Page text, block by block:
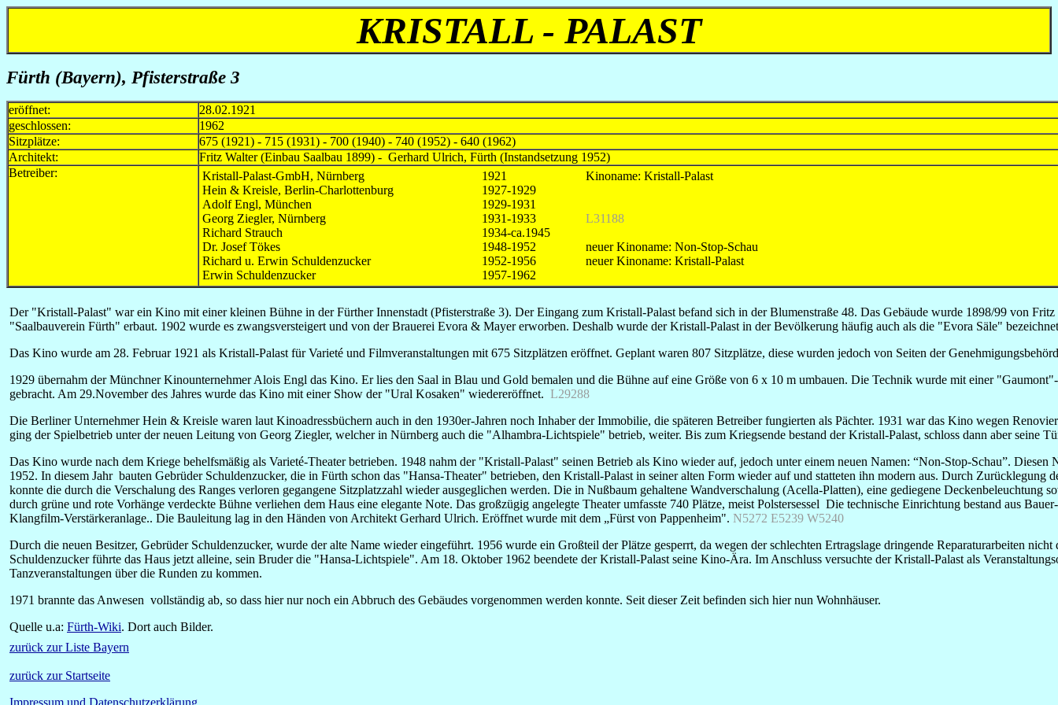
KRISTALL - PALAST
Fürth (Bayern), Pfisterstraße 3
eröffnet:
28.02.1921
geschlossen:
1962
Sitzplätze:
675 (1921) - 715 (1931) - 700 (1940) - 740 (1952) - 640 (1962)
Architekt:
Fritz Walter (Einbau Saalbau 1899) - Gerhard Ulrich, Fürth (Instandsetzung 1952)
Betreiber:
Kristall-Palast-GmbH, Nürnberg
Hein & Kreisle, Berlin-Charlottenburg
Adolf Engl, München
Georg Ziegler, Nürnberg
Richard Strauch
Dr. Josef Tökes
Richard u. Erwin Schuldenzucker
Erwin Schuldenzucker
1921
1927-1929
1929-1931
1931-1933
1934-ca.1945
1948-1952
1952-1956
1957-1962
Kinoname: Kristall-Palast
L31188
neuer Kinoname: Non-Stop-Schau
neuer Kinoname: Kristall-Palast
Der "Kristall-Palast" war ein Kino mit einer kleinen Bühne in der Fürther Innenstadt (Pfisterstraße 3). Der Eingang zum Kristall-Palast befand sich in der Blumenstraße 48. Das Gebäude wurde 1898/99 von
"Saalbauverein Fürth" erbaut. 1902 wurde es zwangsversteigert und von der Brauerei Evora & Mayer erworben. Deshalb wurde der Kristall-Palast in der Bevölkerung häufig auch als die "Evora Säle"
Das Kino wurde am 28. Februar 1921 als Kristall-Palast für Varieté und Filmveranstaltungen mit 675 Sitzplätzen eröffnet. Geplant waren 807 Sitzplätze, diese wurden jedoch von Seiten der
1929 übernahm der Münchner Kinounternehmer Alois Engl das Kino. Er lies den Saal in Blau und Gold bemalen und die Bühne auf eine Größe von 6 x 10 m umbauen. Die Technik wurde mit einer
gebracht. Am 29.November des Jahres wurde das Kino mit einer Show der "Ural Kosaken" wiedereröffnet. L29288
Die Berliner Unternehmer Hein & Kreisle waren laut Kinoadressbüchern auch in den 1930er-Jahren noch Inhaber der Immobilie, die späteren Betreiber fungierten als Pächter. 1931 war das Kino wegen
ging der Spielbetrieb unter der neuen Leitung von Georg Ziegler, welcher in Nürnberg auch die "Alhambra-Lichtspiele" betrieb, weiter. Bis zum Kriegsende bestand der Kristall-Palast, schloss dann aber seine
Das Kino wurde nach dem Kriege behelfsmäßig als Varieté-Theater betrieben. 1948 nahm der "Kristall-Palast" seinen Betrieb als Kino wieder auf, jedoch unter einem neuen Namen: “Non-Stop-Schau”.
1952. In diesem Jahr bauten Gebrüder Schuldenzucker, die in Fürth schon das "Hansa-Theater" betrieben, den Kristall-Palast in seiner alten Form wieder auf und statteten ihn modern aus. Durch Zurücklegung
konnte die durch die Verschalung des Ranges verloren gegangene Sitzplatzzahl wieder ausgeglichen werden. Die in Nußbaum gehaltene Wandverschalung (Acella-Platten), eine gediegene Deckenbeleuchtung
durch grüne und rote Vorhänge verdeckte Bühne verliehen dem Haus eine elegante Note. Das großzügig angelegte Theater umfasste 740 Plätze, meist Polstersessel Die technische Einrichtung bestand aus
Klangfilm-Verstärkeranlage.. Die Bauleitung lag in den Händen von Architekt Gerhard Ulrich. Eröffnet wurde mit dem „Fürst von Pappenheim". N5272 E5239 W5240
Durch die neuen Besitzer, Gebrüder Schuldenzucker, wurde der alte Name wieder eingeführt. 1956 wurde ein Großteil der Plätze gesperrt, da wegen der schlechten Ertragslage dringende Reparaturarbeiten
Schuldenzucker führte das Haus jetzt alleine, sein Bruder die "Hansa-Lichtspiele". Am 18. Oktober 1962 beendete der Kristall-Palast seine Kino-Ära. Im Anschluss versuchte der Kristall-Palast als
Tanzveranstaltungen über die Runden zu kommen.
1971 brannte das Anwesen vollständig ab, so dass hier nur noch ein Abbruch des Gebäudes vorgenommen werden konnte. Seit dieser Zeit befinden sich hier nun Wohnhäuser.
Quelle u.a: Fürth-Wiki. Dort auch Bilder.
zurück zur Liste Bayern
zurück zur Startseite
Impressum und Datenschutzerklärung